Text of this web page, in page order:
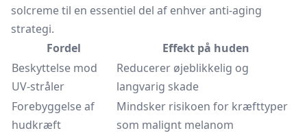
solcreme til en essentiel del af enhver anti-aging
strategi.
Fordel
Effekt på huden
Beskyttelse mod
UV-stråler
Reducerer øjeblikkelig og
langvarig skade
Forebyggelse af
hudkræft
Mindsker risikoen for kræfttyper
som malignt melanom